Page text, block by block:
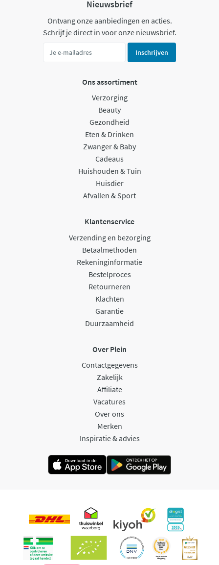
Nieuwsbrief
Ontvang onze aanbiedingen en acties.
Schrijf je direct in voor onze nieuwsbrief.
Inschrijven
Ons assortiment
Verzorging
Beauty
Gezondheid
Eten & Drinken
Zwanger & Baby
Cadeaus
Huishouden & Tuin
Huisdier
Afvallen & Sport
Klantenservice
Verzending en bezorging
Betaalmethoden
Rekeninginformatie
Bestelproces
Retourneren
Klachten
Garantie
Duurzaamheid
Over Plein
Contactgegevens
Zakelijk
Affiliate
Vacatures
Over ons
Merken
Inspiratie & advies